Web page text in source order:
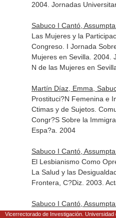
2004. Jornadas
Sabuco I Cantó,
Las Mujeres y la
Congreso. I Jornada
Mujeres en Sevilla. 2004.
N de las Mujeres en
Martín Díaz, Emma,
Prostituci?N Femenina e
Ctimas y de Sujetos.
Congr?S Sobre la
Espa?a. 2004
Sabuco I Cantó,
El Lesbianismo Como
La Salud y las
Frontera, C?Diz. 2003.
Sabuco I Cantó,
El Estudio de la
Vicerrectorado de Investigación. Universidad